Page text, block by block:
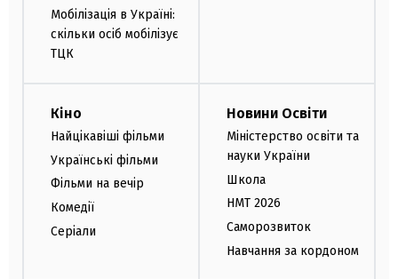
Мобілізація в Україні:
скільки осіб мобілізує
ТЦК
Кіно
Найцікавіші фільми
Українські фільми
Фільми на вечір
Комедії
Серіали
Новини Освіти
Міністерство освіти та
науки України
Школа
НМТ 2026
Саморозвиток
Навчання за кордоном